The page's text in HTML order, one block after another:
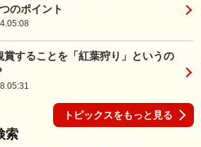
のポイント
賞することを「紅葉狩り」というの
トピックスをもっと見る
索